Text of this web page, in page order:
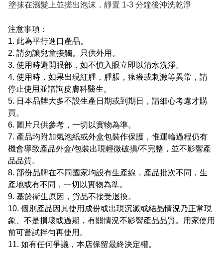
塗抹在濕髮上並搓出泡沫，靜置 1-3 分鐘後沖洗乾淨
注意事項：
1. 此為平行進口產品。
2. 請勿讓兒童接觸。只供外用。
3. 使用時避開眼部，如不慎入眼立即以清水洗淨。
4. 使用時，如果出現紅腫，腫脹，瘙癢或刺激等異常，請
停止使用並諮詢皮膚科醫生。
5. 日本品牌大多不設生產日期或到期日，請細心考慮才購
買。
6. 圖片只供參考，一切以實物為準。
7. 產品均附加氣泡紙或外盒包裝作保護，惟運輪過程仍有
機會導致產品外盒/包裝出現輕微破損/不完整，並不影響產
品品質。
8. 部份品牌在不同國家均設有生產線，產品批次不同，生
產地或有不同，一切以實物為準。
9. 基於衛生原因，貨品不接受退換。
10. 個別產品因其使用成份或出現沉澱或結晶情況乃正常現
象、不是損壞或過期，有關情況不影響產品品質。用家使用
前可嘗試拌勻再使用。
11. 如有任何爭議，本店保留最終決定權。